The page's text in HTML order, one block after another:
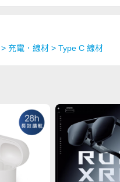
> 充電．線材 > Type C 線材